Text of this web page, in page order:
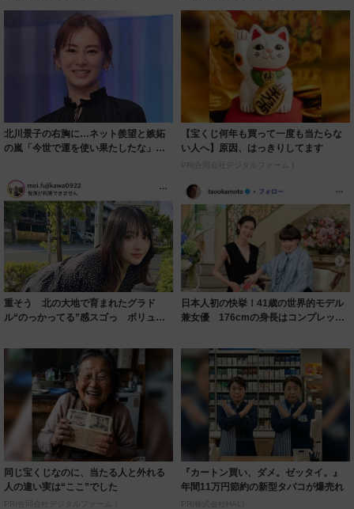
北川景子の右胸に…ネット羨望と嫉妬
の嵐「今世で運を使い果たしたな」
【宝くじ何年も買って一度も当たらな
い人へ】原因、はっきりしてます
PR(合同会社デジタルファーム )
重そう 北の大地で育まれたグラド
ル“のっかってる”感スゴっ ボリュー
日本人初の快挙！41歳の世界的モデル
兼女優 176cmの身長はコンプレック
同じ宝くじなのに、当たる人と外れる
人の違い実は“ここ”でした
PR(合同会社デジタルファーム )
『カートン買い、ダメ。ゼッタイ。』
年間11万円節約の新型タバコが爆売れ
PR(株式会社HAL)